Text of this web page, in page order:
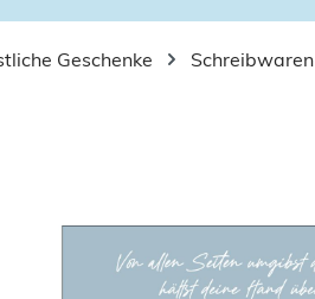
Geschenke Schreibwaren